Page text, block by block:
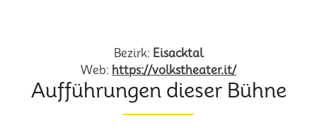
Bezirk: Eisacktal
Web: https://volkstheater.it/
Aufführungen dieser Bühne